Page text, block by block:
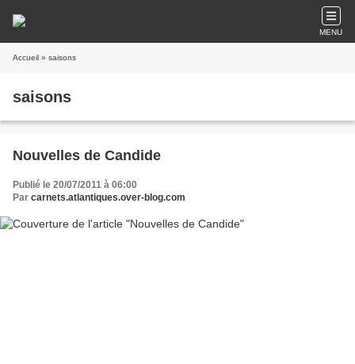
MENU
Accueil » saisons
saisons
Nouvelles de Candide
Publié le 20/07/2011 à 06:00
Par carnets.atlantiques.over-blog.com